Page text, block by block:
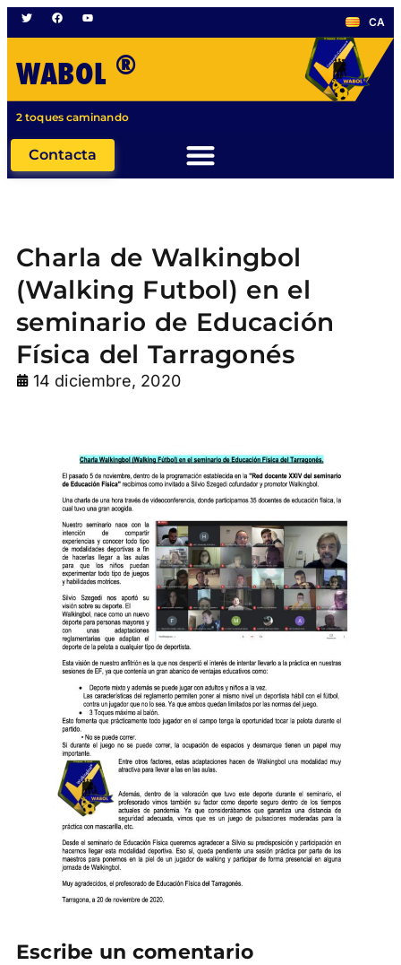
CA
WABOL ®
2 toques caminando
Contacta
Charla de Walkingbol
(Walking Futbol) en el
seminario de Educación
Física del Tarragonés
14 diciembre, 2020
Escribe un comentario